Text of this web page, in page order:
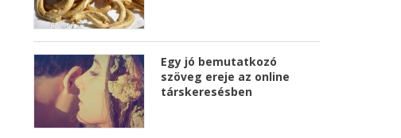
Egy jó bemutatkozó
szöveg ereje az online
társkeresésben